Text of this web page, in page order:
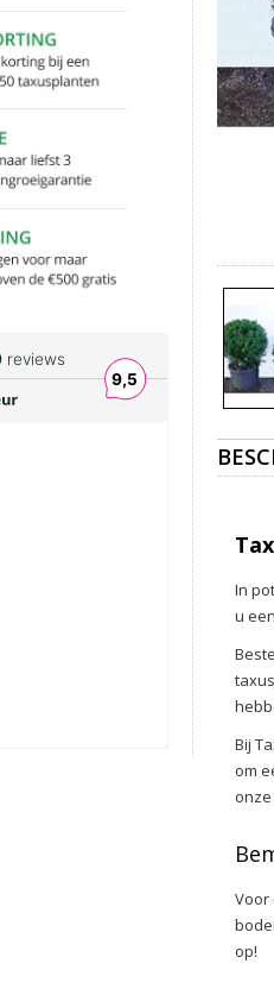
In
u
Bij
om
Voor
op!